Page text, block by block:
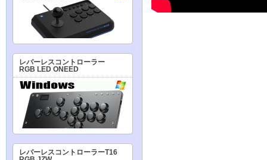
レバーレスコントローラー
RGB LED ONEED
レバーレスコントローラーT16